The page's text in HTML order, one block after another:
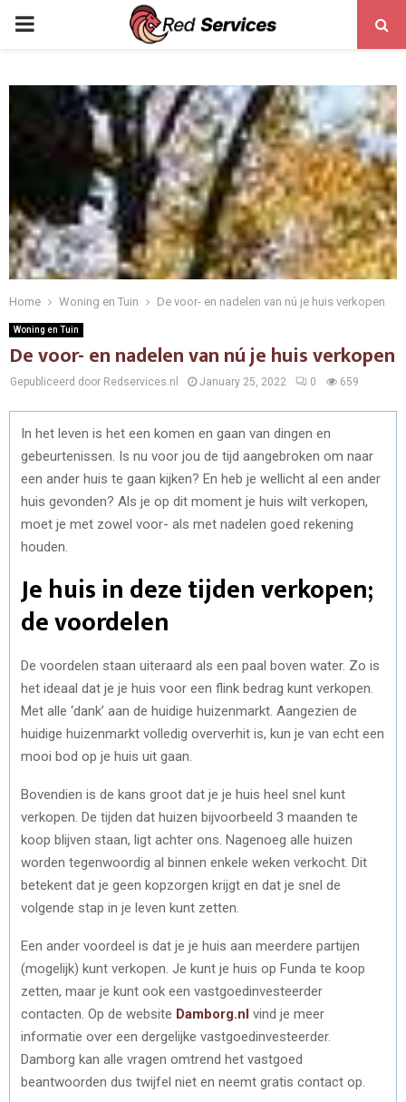
PRIMARY
Home Woning en Tuin De voor- en nadelen van nú je huis verkopen
Woning en Tuin
De voor- en nadelen van nú je huis verkopen
Gepubliceerd door Redservices.nl January 25, 2022 0 659
In het leven is het een komen en gaan van dingen en
gebeurtenissen. Is nu voor jou de tijd aangebroken om naar
een ander huis te gaan kijken? En heb je wellicht al een ander
huis gevonden? Als je op dit moment je huis wilt verkopen,
moet je met zowel voor- als met nadelen goed rekening
houden.
Je huis in deze tijden verkopen;
de voordelen
De voordelen staan uiteraard als een paal boven water. Zo is
het ideaal dat je je huis voor een flink bedrag kunt verkopen.
Met alle ‘dank’ aan de huidige huizenmarkt. Aangezien de
huidige huizenmarkt volledig oververhit is, kun je van echt een
mooi bod op je huis uit gaan.
Bovendien is de kans groot dat je je huis heel snel kunt
verkopen. De tijden dat huizen bijvoorbeeld 3 maanden te
koop blijven staan, ligt achter ons. Nagenoeg alle huizen
worden tegenwoordig al binnen enkele weken verkocht. Dit
betekent dat je geen kopzorgen krijgt en dat je snel de
volgende stap in je leven kunt zetten.
Een ander voordeel is dat je je huis aan meerdere partijen
(mogelijk) kunt verkopen. Je kunt je huis op Funda te koop
zetten, maar je kunt ook een vastgoedinvesteerder
contacten. Op de website Damborg.nl vind je meer
informatie over een dergelijke vastgoedinvesteerder.
Damborg kan alle vragen omtrend het vastgoed
beantwoorden dus twijfel niet en neemt gratis contact op.